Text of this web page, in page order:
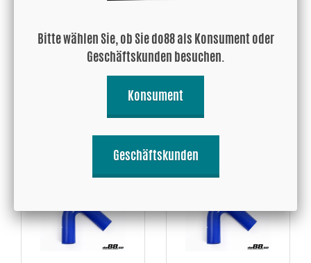
Silikonschlauch Blau 135°
1,875'' (48mm)
Silikonschlauch Blau 135°
2'' (51mm)
Bitte wählen Sie, ob Sie do88 als Konsument oder
Geschäftskunden besuchen.
Konsument
Geschäftskunden